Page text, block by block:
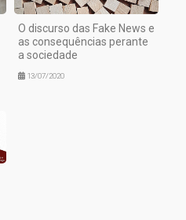
O discurso das Fake News e
as consequências perante
a sociedade
13/07/2020